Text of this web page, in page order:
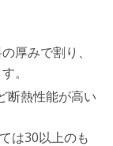
厚みで割り、
。
断熱性能が高い
は30以上のも